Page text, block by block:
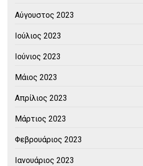
Αύγουστος 2023
Ιούλιος 2023
Ιούνιος 2023
Μάιος 2023
Απρίλιος 2023
Μάρτιος 2023
Φεβρουάριος 2023
Ιανουάριος 2023